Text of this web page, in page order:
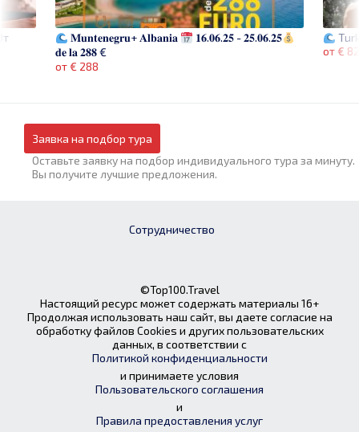
от €
𝐌𝐮𝐧𝐭𝐞𝐧𝐞𝐠𝐫𝐮+ 𝐀𝐥𝐛𝐚𝐧𝐢𝐚
𝟏𝟔.𝟎𝟔.𝟐𝟓 - 𝟐𝟓.𝟎𝟔.𝟐𝟓
𝐝𝐞 𝐥𝐚 𝟐𝟖𝟖 €
от € 288
Заявка на подбор тура
Оставьте заявку на подбор индивидуального тура за минуту.
Вы получите лучшие предложения.
Сотрудничество
©Top100.Travel
Настоящий ресурс может содержать материалы 16+
Продолжая использовать наш сайт, вы даете согласие на
обработку файлов Cookies и других пользовательских
данных, в соответствии с
Политикой конфиденциальности
и принимаете условия
Пользовательского соглашения
и
Правила предоставления услуг